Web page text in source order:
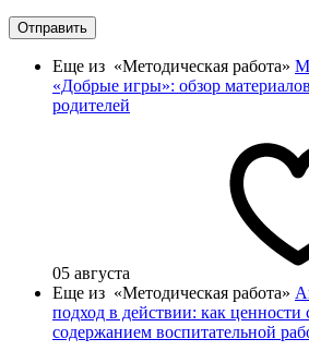
Отправить
Еще из «Методическая работа»
«Добрые игры»: обзор
родителей
05 августа
Еще из «Методическая работа»
подход в действии: как ценности
содержанием воспитательной